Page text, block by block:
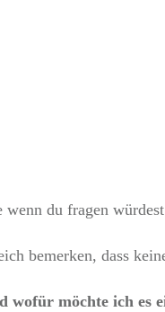
wenn du fragen
bemerken, dass
wofür möchte ich es